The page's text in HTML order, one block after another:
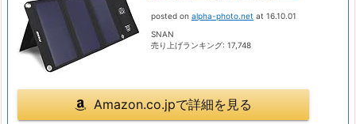
posted on alpha-photo.net at 16.10.01
SNAN
売り上げランキング: 17,748
Amazon.co.jpで詳細を見る